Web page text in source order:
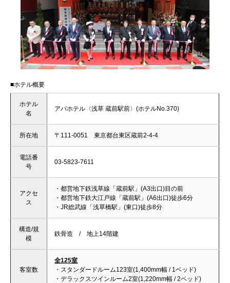
■ホテル概要
ホテル
名
アパホテル〈浅草 蔵前駅前〉(ホテルNo.370)
所在地 〒111-0051 東京都台東区蔵前2-4-4
電話番
号
03-5823-7611
アクセ
ス
・都営地下鉄浅草線「蔵前駅」(A3出口)目の前
・都営地下鉄大江戸線「蔵前駅」(A6出口)徒歩6分
・JR総武線「浅草橋駅」(東口)徒歩8分
構造/規
模
鉄骨造 / 地上14階建
客室数
全125室
・スタンダードルーム123室(1,400mm幅 / 1ベッド)
・デラックスツインルーム2室(1,220mm幅 / 2ベッド)